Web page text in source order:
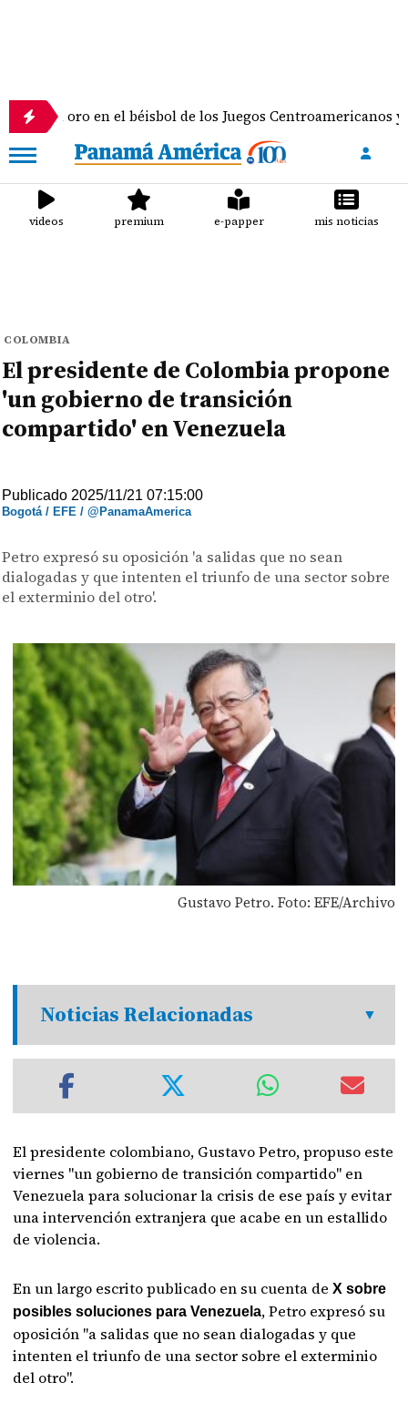
en el béisbol de los Juegos Centroamericanos y del Caribe
videos premium e-papper mis noticias
COLOMBIA
El presidente de Colombia propone
'un gobierno de transición
compartido' en Venezuela
Publicado 2025/11/21 07:15:00
Bogotá / EFE / @PanamaAmerica
Petro expresó su oposición 'a salidas que no sean
dialogadas y que intenten el triunfo de una sector sobre
el exterminio del otro'.
Gustavo Petro. Foto: EFE/Archivo
Noticias Relacionadas
El presidente colombiano, Gustavo Petro, propuso este
viernes "un gobierno de transición compartido" en
Venezuela para solucionar la crisis de ese país y evitar
una intervención extranjera que acabe en un estallido
de violencia.
En un largo escrito publicado en su cuenta deX sobre
posibles soluciones para Venezuela, Petro expresó su
oposición "a salidas que no sean dialogadas y que
intenten el triunfo de una sector sobre el exterminio
del otro".